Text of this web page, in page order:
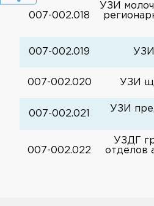
007-002.018
УЗИ
007-002.019
007-002.020 УЗИ
007-002.021
УЗИ
007-002.022
УЗДГ
отделов